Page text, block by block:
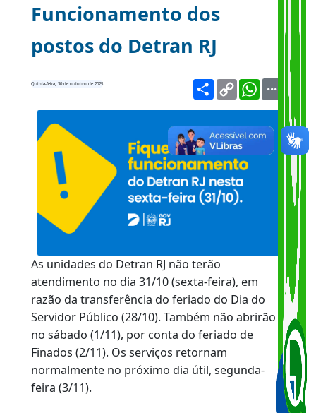
Comunicado -
Funcionamento dos
postos do Detran RJ
Quinta-feira, 30 de outubro de 2025 Share Copy
Link
As unidades do Detran RJ não terão
atendimento no dia 31/10 (sexta-feira), em
razão da transferência do feriado do Dia do
Servidor Público (28/10). Também não abrirão
no sábado (1/11), por conta do feriado de